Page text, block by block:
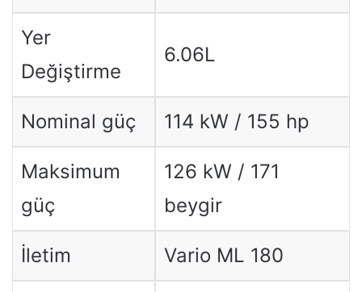
Yer
Değiştirme
6.06L
Nominal güç 114 kW / 155 hp
Maksimum
güç
126 kW / 171
beygir
İletim Vario ML 180